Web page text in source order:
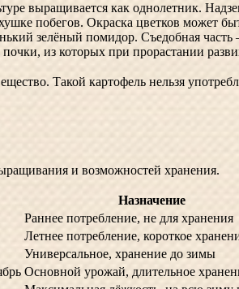
выращивается как однолетник.
побегов. Окраска цветков может
зелёный помидор. Съедобная
из которых при прорастании
Такой картофель нельзя
и возможностей хранения.
Назначение
Раннее потребление, не для хранения
Летнее потребление, короткое
Универсальное, хранение до зимы
Основной урожай, длительное